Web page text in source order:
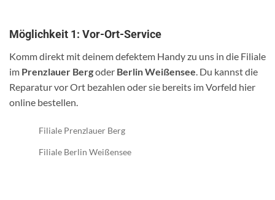
Möglichkeit 1: Vor-Ort-Service
Komm direkt mit deinem defektem Handy zu uns in die Filiale
im Prenzlauer Bergoder Berlin Weißensee. Du kannst die
Reparatur vor Ort bezahlen oder sie bereits im Vorfeld hier
online bestellen.
Filiale Prenzlauer Berg
Filiale Berlin Weißensee